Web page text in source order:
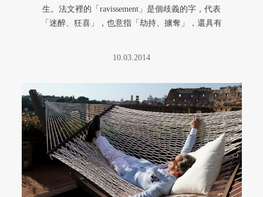
生。法文裡的「ravissement」是個歧義的字，代表
「迷醉、狂喜」，也意指「劫持、擄奪」，還具有
10.03.2014